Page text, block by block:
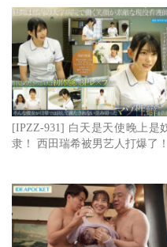
种外型条件的新人不必太
好，不过林芽依十分努力
被玩弄时还会刻意变换角
背位以及骑乘位的交合她非
这太有女友感啦，我喜欢
可为，希望ideapocket好好
な、神秘的美少女ー。
编号：IPZZ-780
[IPZZ-931] 白天是天使晚上是
隶！ 西田瑞希被男艺人打爆了！